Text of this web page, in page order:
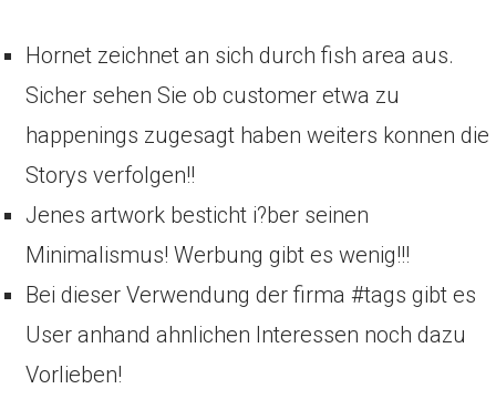
Hornet zeichnet an sich durch fish area aus.
Sicher sehen Sie ob customer etwa zu
happenings zugesagt haben weiters konnen die
Storys verfolgen!!
Jenes artwork besticht i?ber seinen
Minimalismus! Werbung gibt es wenig!!!
Bei dieser Verwendung der firma #tags gibt es
User anhand ahnlichen Interessen noch dazu
Vorlieben!